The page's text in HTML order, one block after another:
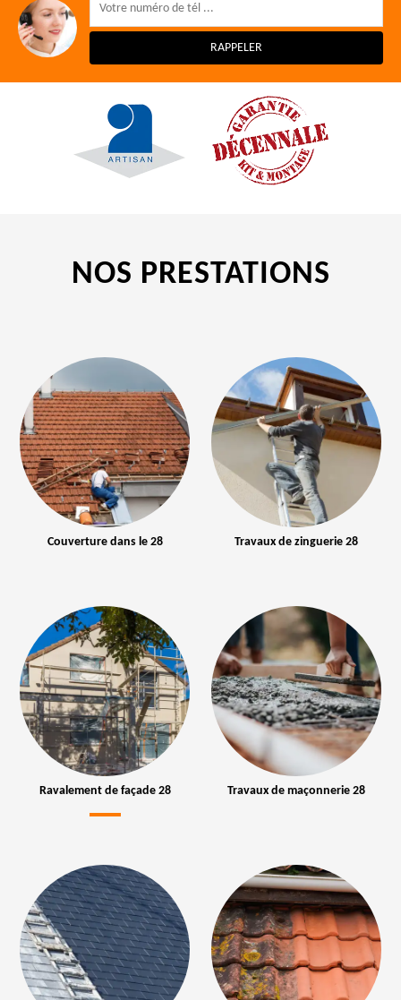
NOS PRESTATIONS
Couverture dans le 28 Travaux de zinguerie 28
Ravalement de façade 28 Travaux de maçonnerie 28